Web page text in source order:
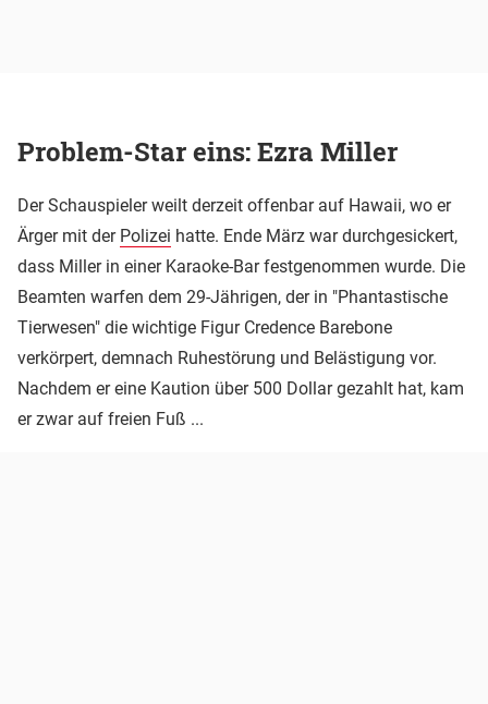
Problem-Star eins: Ezra Miller
Der Schauspieler weilt derzeit offenbar auf Hawaii, wo er
Ärger mit der Polizei hatte. Ende März war durchgesickert,
dass Miller in einer Karaoke-Bar festgenommen wurde. Die
Beamten warfen dem 29-Jährigen, der in "Phantastische
Tierwesen" die wichtige Figur Credence Barebone
verkörpert, demnach Ruhestörung und Belästigung vor.
Nachdem er eine Kaution über 500 Dollar gezahlt hat, kam
er zwar auf freien Fuß ...